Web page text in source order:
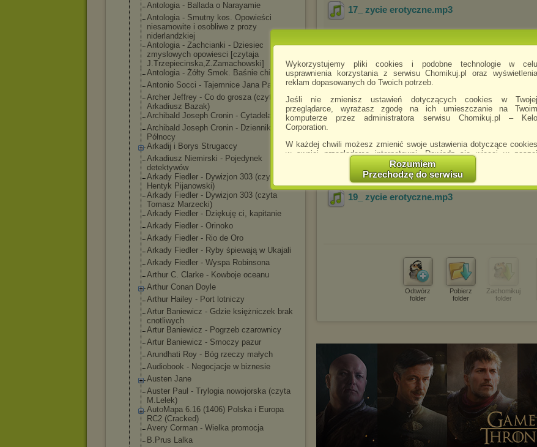
Wykorzystujemy pliki cookies i podobne technologie w celu
usprawnienia korzystania z serwisu Chomikuj.pl oraz wyświetlenia
reklam dopasowanych do Twoich potrzeb.
Jeśli nie zmienisz ustawień dotyczących cookies w Twojej
przeglądarce, wyrażasz zgodę na ich umieszczanie na Twoim
komputerze przez administratora serwisu Chomikuj.pl – Kelo
Corporation.
W każdej chwili możesz zmienić swoje ustawienia dotyczące cookies
w swojej przeglądarce internetowej. Dowiedz się więcej w naszej
http://chomikuj.pl/PolitykaPrywatnosci.aspx
Jednocześnie informujemy że zmiana ustawień przeglądarki może
spowodować ograniczenie korzystania ze strony Chomikuj.pl.
W przypadku braku twojej zgody na akceptację cookies niestety
marketingowych).
Wyrażenie sprzeciwu spowoduje, że wyświetlana Ci reklama nie
będzie dopasowana do Twoich preferencji, a będzie to reklama
Istnieje możliwość zmiany ustawień przeglądarki internetowej w
sposób uniemożliwiający przechowywanie plików cookies na
urządzeniu końcowym. Można również usunąć pliki cookies,
Pełną informację na ten temat znajdziesz pod adresem
http://chomikuj.pl/PolitykaPrywatnosci.aspx.
Rozumiem
Przechodzę do serwisu
Antologia - Ballada o Narayamie
Antologia - Smutny kos. Opowieści
niesamowite i osobliwe z prozy
niderlandzkiej
Antologia - Zachcianki - Dziesiec
zmyslowych opowiesci [czytaja
J.Trzepiecinska,Z.Zamachowski]
Antologia - Żółty Smok. Baśnie chińskie
Antonio Socci - Tajemnice Jana Pawła II
Archer Jeffrey - Co do grosza (czyta
Arkadiusz Bazak)
Archibald Joseph Cronin - Cytadela
Archibald Joseph Cronin - Dziennik
Północy
Arkadij i Borys Strugaccy
Arkadiusz Niemirski - Pojedynek
detektywów
Arkady Fiedler - Dywizjon 303 (czyta
Hentyk Pijanowski)
Arkady Fiedler - Dywizjon 303 (czyta
Tomasz Marzecki)
Arkady Fiedler - Dziękuję ci, kapitanie
Arkady Fiedler - Orinoko
Arkady Fiedler - Rio de Oro
Arkady Fiedler - Ryby śpiewają w Ukajali
Arkady Fiedler - Wyspa Robinsona
Arthur C. Clarke - Kowboje oceanu
Arthur Conan Doyle
Arthur Hailey - Port lotniczy
Artur Baniewicz - Gdzie księżniczek brak
cnotliwych
Artur Baniewicz - Pogrzeb czarownicy
Artur Baniewicz - Smoczy pazur
Arundhati Roy - Bóg rzeczy małych
Audiobook - Negocjacje w biznesie
Austen Jane
Auster Paul - Trylogia nowojorska (czyta
M.Lelek)
AutoMapa 6.16 (1406) Polska i Europa
RC2 (Cracked)
Avery Corman - Wielka promocja
B.Prus Lalka
17_ zycie erotyczne.mp3
16_ zycie erotyczne.mp3
19_ zycie erotyczne.mp3
Odtwórz
folder
Pobierz
folder
Zachomikuj
folder